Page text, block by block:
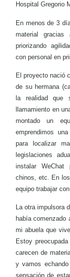
Hospital Gregorio
En menos de 3
material gracias
priorizando
con personal en
El proyecto nació
de su hermana
la realidad
llamamiento en
montado un
emprendimos
para localizar
legislaciones
instalar WeChat
chinos, etc. En
equipo trabajar
La otra impulsora
había comenzado
mi abuela que
Estoy
carecen de
y vamos
sensación de